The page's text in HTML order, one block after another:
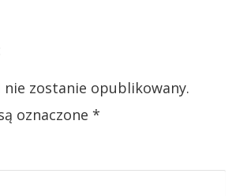
zostanie opublikowany.
oznaczone *